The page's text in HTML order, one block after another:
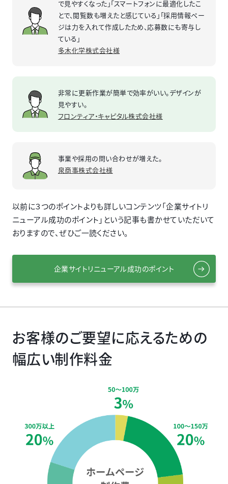
で見やすくなった」「スマートフォンに最適化したこ
とで、閲覧数も増えたと感じている」「採用情報ペー
ジは力を入れて作成したため、応募数にも寄与し
ている」
多木化学株式会社様
非常に更新作業が簡単で効率がいい。デザインが
見やすい。
フロンティア・キャピタル株式会社様
事業や採用の問い合わせが増えた。
泉商事株式会社様
以前に３つのポイントよりも詳しいコンテンツ「企業サイトリ
ニューアル成功のポイント」という記事も書かせていただいて
おりますので、ぜひご一読ください。
企業サイトリニューアル成功のポイント
お客様のご要望に応えるための
幅広い制作料金